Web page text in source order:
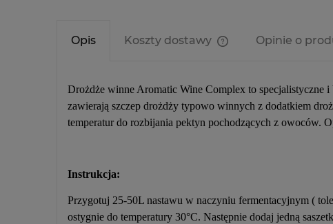
Opis Koszty dostawy
kosztów płatności
Opinie o
Drożdże winne Aromatic Wine Complex to specjalistyczne
zawierają szczep drożdży typowo winnych z dodatkiem
temperatur do rozbijania pektyn pochodzących z owoców.
Instrukcja:
Przygotuj 25-50L nastawu w naczyniu fermentacyjnym (
ostygnie do temperatury 30°C. Następnie dodaj jedną